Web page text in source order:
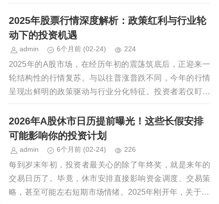
时，纽约证券交易所正酝酿将盘前交易窗口提前至美...
2025年股票行情深度解析：政策红利与行业轮
动下的投资机遇
admin 6个月前 (02-24) 224
2025年的A股市场，在经历年初的震荡筑底后，正迎来一
轮结构性的行情复苏。与以往普涨普跌不同，今年的行情
呈现出鲜明的政策驱动与行业分化特征。投资者若仅盯着
大盘指数，很可能与真正的机会擦肩而过。从年初全...
2026年A股休市日历提前曝光！这些长假安排
可能影响你的投资计划
admin 6个月前 (02-24) 226
每到岁末年初，投资者最关心的除了年终奖，就是来年的
交易日历了。毕竟，休市安排直接影响资金调度、交易策
略，甚至可能左右短期市场情绪。2025年刚开年，关于20